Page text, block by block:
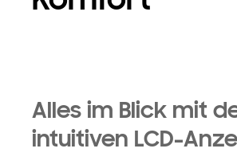
Alles im Blick mit
intuitiven LCD-